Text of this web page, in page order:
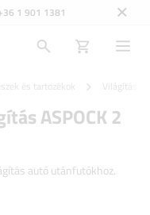
1 901 1381
és tartozékok Világítás
ASPOCK 2
autó utánfutókhoz.